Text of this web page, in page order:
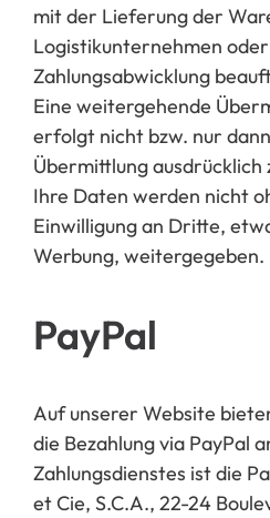
mit der Lieferung der
Logistikunternehmen
Zahlungsabwicklung
Eine weitergehende
erfolgt nicht bzw. nur
Übermittlung ausdrücklich
Ihre Daten werden nicht
Einwilligung an Dritte,
Werbung, weitergegeben.
PayPal
Auf unserer Website
die Bezahlung via PayPal
Zahlungsdienstes istdie
et Cie, S.C.A., 22-24